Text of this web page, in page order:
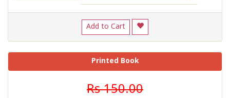
Add to Cart
Printed Book
Rs 150.00